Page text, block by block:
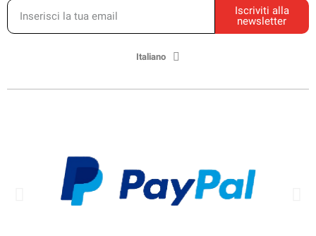
Iscriviti alla
newsletter
Italiano